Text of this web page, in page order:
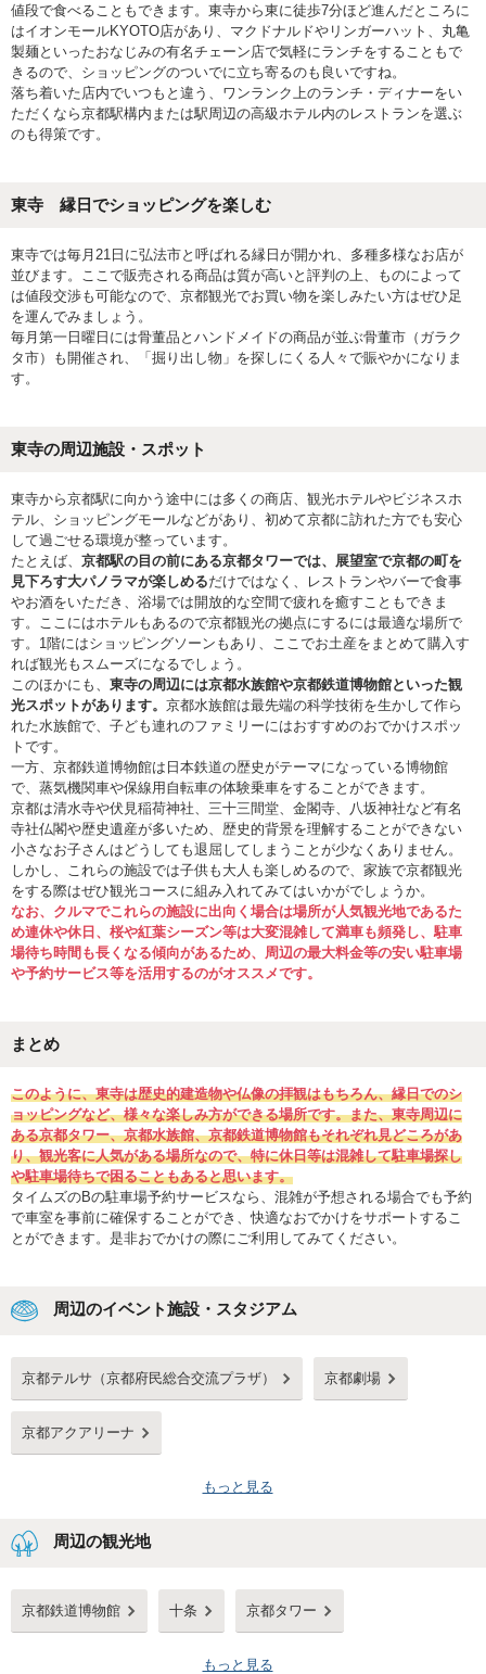
値段で食べることもできます。東寺から東に徒歩7分ほど進んだところに
はイオンモールKYOTO店があり、マクドナルドやリンガーハット、丸亀
製麺といったおなじみの有名チェーン店で気軽にランチをすることもで
きるので、ショッピングのついでに立ち寄るのも良いですね。
落ち着いた店内でいつもと違う、ワンランク上のランチ・ディナーをい
ただくなら京都駅構内または駅周辺の高級ホテル内のレストランを選ぶ
のも得策です。
東寺 縁日でショッピングを楽しむ
東寺では毎月21日に弘法市と呼ばれる縁日が開かれ、多種多様なお店が
並びます。ここで販売される商品は質が高いと評判の上、ものによって
は値段交渉も可能なので、京都観光でお買い物を楽しみたい方はぜひ足
を運んでみましょう。
毎月第一日曜日には骨董品とハンドメイドの商品が並ぶ骨董市（ガラク
タ市）も開催され、「掘り出し物」を探しにくる人々で賑やかになりま
す。
東寺の周辺施設・スポット
東寺から京都駅に向かう途中には多くの商店、観光ホテルやビジネスホ
テル、ショッピングモールなどがあり、初めて京都に訪れた方でも安心
して過ごせる環境が整っています。
たとえば、 京都駅の目の前にある京都タワーでは、展望室で京都の町を
見下ろす大パノラマが楽しめるだけではなく、レストランやバーで食事
やお酒をいただき、浴場では開放的な空間で疲れを癒すこともできま
す。ここにはホテルもあるので京都観光の拠点にするには最適な場所で
す。1階にはショッピングソーンもあり、ここでお土産をまとめて購入す
れば観光もスムーズになるでしょう。
このほかにも、 東寺の周辺には京都水族館や京都鉄道博物館といった観
光スポットがあります。 京都水族館は最先端の科学技術を生かして作ら
れた水族館で、子ども連れのファミリーにはおすすめのおでかけスポッ
トです。
一方、京都鉄道博物館は日本鉄道の歴史がテーマになっている博物館
で、蒸気機関車や保線用自転車の体験乗車をすることができます。
京都は清水寺や伏見稲荷神社、三十三間堂、金閣寺、八坂神社など有名
寺社仏閣や歴史遺産が多いため、歴史的背景を理解することができない
小さなお子さんはどうしても退屈してしまうことが少なくありません。
しかし、これらの施設では子供も大人も楽しめるので、家族で京都観光
をする際はぜひ観光コースに組み入れてみてはいかがでしょうか。
なお、クルマでこれらの施設に出向く場合は場所が人気観光地であるた
め連休や休日、桜や紅葉シーズン等は大変混雑して満車も頻発し、駐車
場待ち時間も長くなる傾向があるため、周辺の最大料金等の安い駐車場
や予約サービス等を活用するのがオススメです。
まとめ
このように、東寺は歴史的建造物や仏像の拝観はもちろん、縁日でのシ
ョッピングなど、様々な楽しみ方ができる場所です。また、東寺周辺に
ある京都タワー、京都水族館、京都鉄道博物館もそれぞれ見どころがあ
り、観光客に人気がある場所なので、特に休日等は混雑して駐車場探し
や駐車場待ちで困ることもあると思います。
タイムズのBの駐車場予約サービスなら、混雑が予想される場合でも予約
で車室を事前に確保することができ、快適なおでかけをサポートするこ
とができます。是非おでかけの際にご利用してみてください。
周辺のイベント施設・スタジアム
京都テルサ（京都府民総合交流プラザ） 京都劇場
京都アクアリーナ
もっと見る
周辺の観光地
京都鉄道博物館 十条 京都タワー
もっと見る